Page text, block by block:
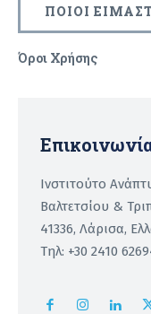
ΠΟΙΟΙ
Όροι Χρήσης
Ινστιτούτο
Βαλτετσίου &
41336, Λάρισα,
Τηλ: +30 2410